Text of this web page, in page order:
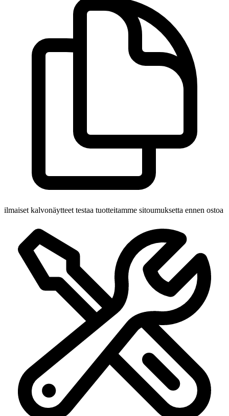
ilmaiset kalvonäytteet testaa tuotteitamme sitoumuksetta ennen ostoa